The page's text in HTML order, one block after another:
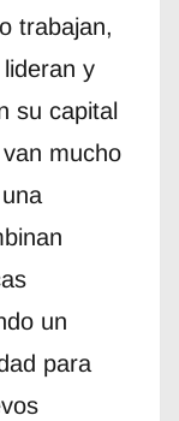
trabajan,
y
su capital
mucho
un
para